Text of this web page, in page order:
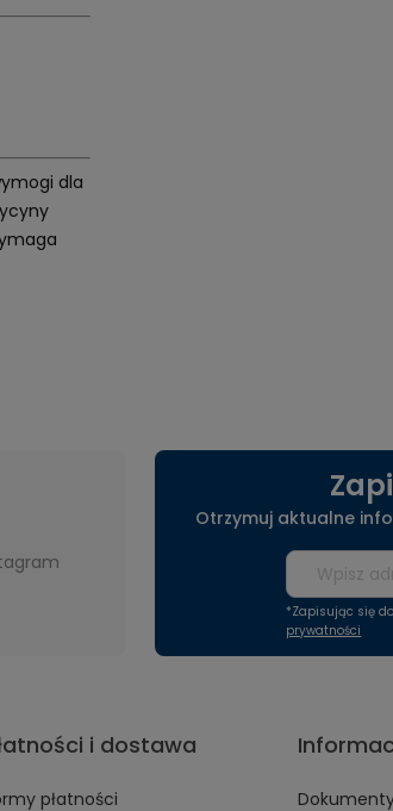
dla
Otrzymuj aktualne
*Zapisując się
prywatności
i dostawa
płatności